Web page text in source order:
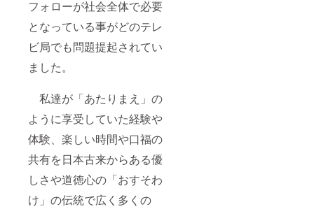
フォローが社会全体で必要
となっている事がどのテレ
ビ局でも問題提起されてい
ました。
私達が「あたりまえ」の
ように享受していた経験や
体験、楽しい時間や口福の
共有を日本古来からある優
しさや道徳心の「おすそわ
け」の伝統で広く多くの